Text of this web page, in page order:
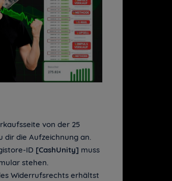
von der 25
dir die Aufzeichnung an.
ID [CashUnity] muss
stehen.
Widerrufsrechts erhältst